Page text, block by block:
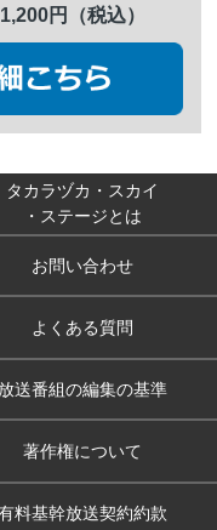
円（税込）
タカラヅカ・スカイ
・ステージとは
お問い合わせ
よくある質問
放送番組の編集の基準
著作権について
料基幹放送契約約款